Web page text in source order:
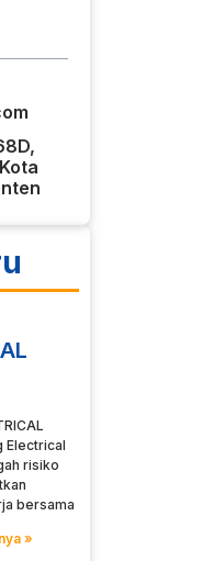
Electrical
risiko
bersama
»